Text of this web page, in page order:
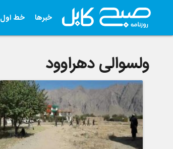
خبرها خط اول
ولسوالی دهراوود